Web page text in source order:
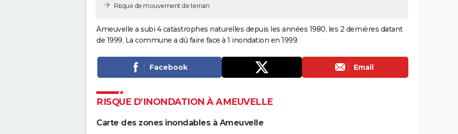
Risque de mouvement de terrain
Ameuvelle a subi 4 catastrophes naturelles depuis les années 1980, les 2 dernières datant
de 1999. La commune a dû faire face à 1 inondation en 1999.
Facebook Email
RISQUE D’INONDATION À AMEUVELLE
Carte des zones inondables à Ameuvelle